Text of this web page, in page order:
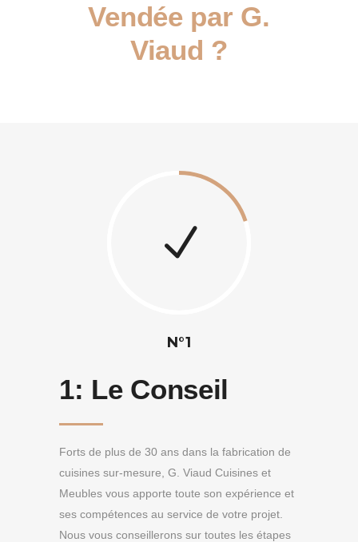
Vendée par G.
Viaud ?
N°1
1: Le Conseil
Forts de plus de 30 ans dans la fabrication de
cuisines sur-mesure, G. Viaud Cuisines et
Meubles vous apporte toute son expérience et
ses compétences au service de votre projet.
Nous vous conseillerons sur toutes les étapes